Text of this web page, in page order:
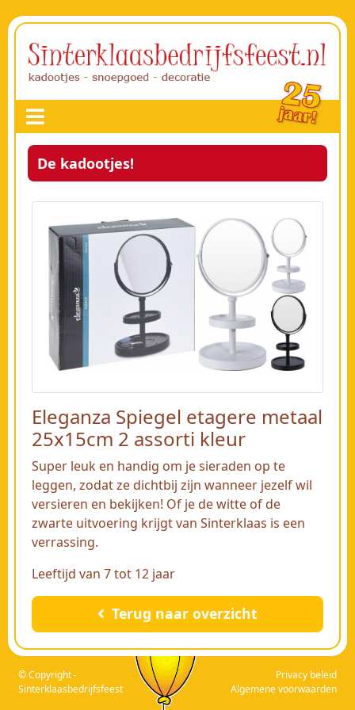
De kadootjes!
Eleganza Spiegel etagere metaal
25x15cm 2 assorti kleur
Super leuk en handig om je sieraden op te
leggen, zodat ze dichtbij zijn wanneer jezelf wil
versieren en bekijken! Of je de witte of de
zwarte uitvoering krijgt van Sinterklaas is een
verrassing.
Leeftijd van 7 tot 12 jaar
Terug naar overzicht
© Copyright -
Sinterklaasbedrijfsfeest
Privacy beleid
Algemene voorwaarden